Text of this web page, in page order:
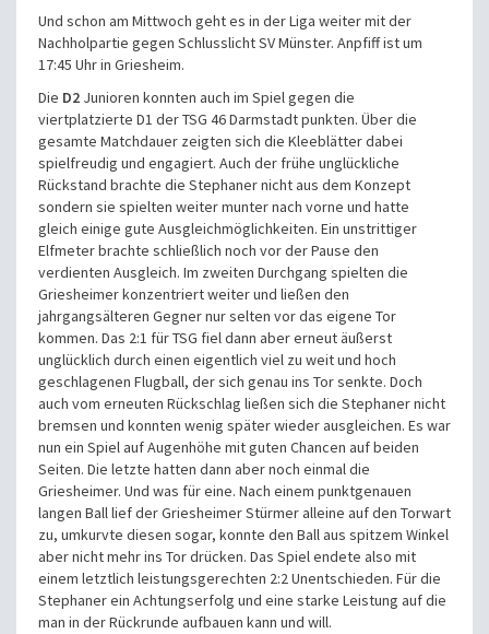
Und schon am Mittwoch geht es in der Liga weiter mit der
Nachholpartie gegen Schlusslicht SV Münster. Anpfiff ist um
17:45 Uhr in Griesheim.
Die D2 Junioren konnten auch im Spiel gegen die
viertplatzierte D1 der TSG 46 Darmstadt punkten. Über die
gesamte Matchdauer zeigten sich die Kleeblätter dabei
spielfreudig und engagiert. Auch der frühe unglückliche
Rückstand brachte die Stephaner nicht aus dem Konzept
sondern sie spielten weiter munter nach vorne und hatte
gleich einige gute Ausgleichmöglichkeiten. Ein unstrittiger
Elfmeter brachte schließlich noch vor der Pause den
verdienten Ausgleich. Im zweiten Durchgang spielten die
Griesheimer konzentriert weiter und ließen den
jahrgangsälteren Gegner nur selten vor das eigene Tor
kommen. Das 2:1 für TSG fiel dann aber erneut äußerst
unglücklich durch einen eigentlich viel zu weit und hoch
geschlagenen Flugball, der sich genau ins Tor senkte. Doch
auch vom erneuten Rückschlag ließen sich die Stephaner nicht
bremsen und konnten wenig später wieder ausgleichen. Es war
nun ein Spiel auf Augenhöhe mit guten Chancen auf beiden
Seiten. Die letzte hatten dann aber noch einmal die
Griesheimer. Und was für eine. Nach einem punktgenauen
langen Ball lief der Griesheimer Stürmer alleine auf den Torwart
zu, umkurvte diesen sogar, konnte den Ball aus spitzem Winkel
aber nicht mehr ins Tor drücken. Das Spiel endete also mit
einem letztlich leistungsgerechten 2:2 Unentschieden. Für die
Stephaner ein Achtungserfolg und eine starke Leistung auf die
man in der Rückrunde aufbauen kann und will.